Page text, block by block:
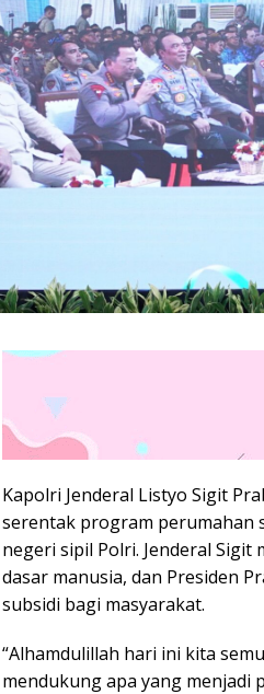
Kapolri Jenderal Listyo Sigit
serentak program perumahan
negeri sipil Polri. Jenderal
dasar manusia, dan Presiden
subsidi bagi masyarakat.
“Alhamdulillah hari ini kita
mendukung apa yang menjadi